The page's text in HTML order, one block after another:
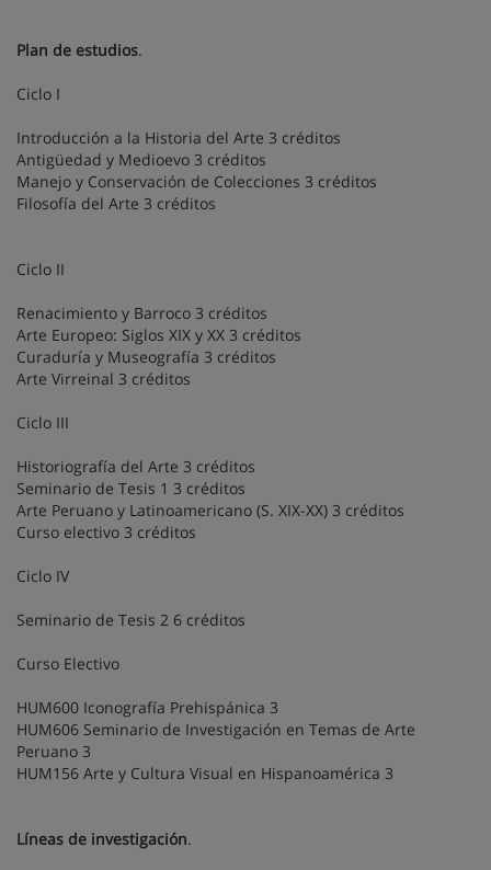
Plan de estudios.
Ciclo I
Introducción a la Historia del Arte 3 créditos
Antigüedad y Medioevo 3 créditos
Manejo y Conservación de Colecciones 3 créditos
Filosofía del Arte 3 créditos
Ciclo II
Renacimiento y Barroco 3 créditos
Arte Europeo: Siglos XIX y XX 3 créditos
Curaduría y Museografía 3 créditos
Arte Virreinal 3 créditos
Ciclo III
Historiografía del Arte 3 créditos
Seminario de Tesis 1 3 créditos
Arte Peruano y Latinoamericano (S. XIX-XX) 3 créditos
Curso electivo 3 créditos
Ciclo IV
Seminario de Tesis 2 6 créditos
Curso Electivo
HUM600 Iconografía Prehispánica 3
HUM606 Seminario de Investigación en Temas de Arte
Peruano 3
HUM156 Arte y Cultura Visual en Hispanoamérica 3
Líneas de investigación.